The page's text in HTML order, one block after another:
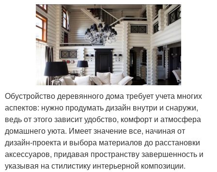
Обустройство деревянного дома требует учета многих
аспектов: нужно продумать дизайн внутри и снаружи,
ведь от этого зависит удобство, комфорт и атмосфера
домашнего уюта. Имеет значение все, начиная от
дизайн-проекта и выбора материалов до расстановки
аксессуаров, придавая пространству завершенность и
указывая на стилистику интерьерной композиции.